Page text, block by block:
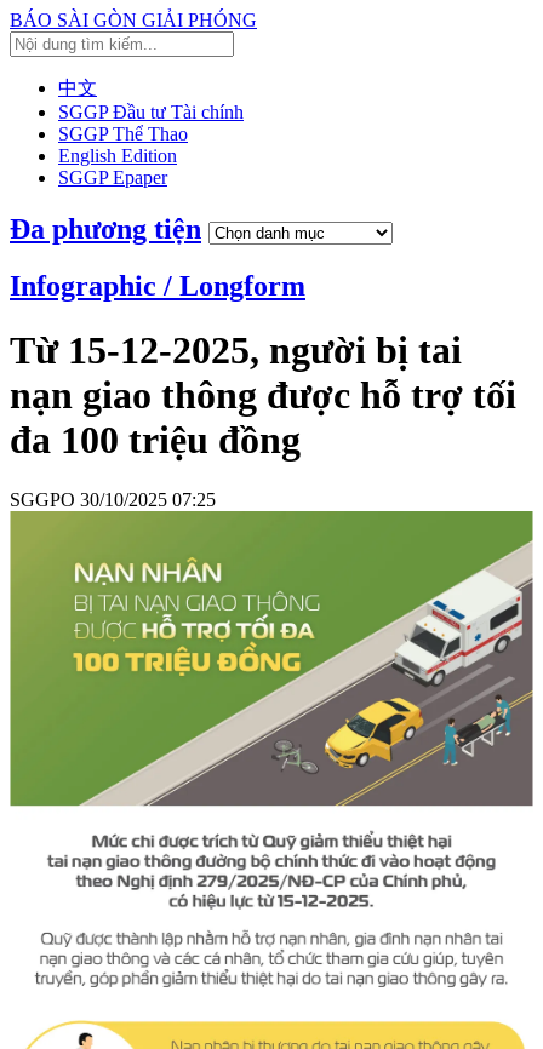
BÁO SÀI GÒN GIẢI PHÓNG
中文
SGGP Đầu tư Tài chính
SGGP Thể Thao
English Edition
SGGP Epaper
Đa phương tiện
Infographic / Longform
Từ 15-12-2025, người bị tai
nạn giao thông được hỗ trợ tối
đa 100 triệu đồng
SGGPO 30/10/2025 07:25